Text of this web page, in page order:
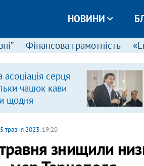
НОВИНИ
Фінансова грамотність
серця
чашок кави
щодня
травня 2023, 19:20
знищили